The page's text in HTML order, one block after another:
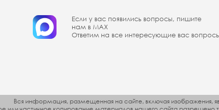
Если у вас появились вопросы, пишите
нам в МАX
Ответим на все интересующие вас
Вся информация, размещенная на сайте, включая изображения,